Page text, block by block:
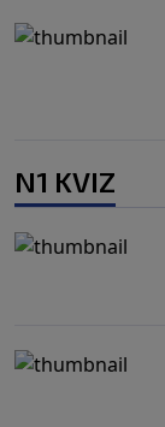
N1 KVIZ